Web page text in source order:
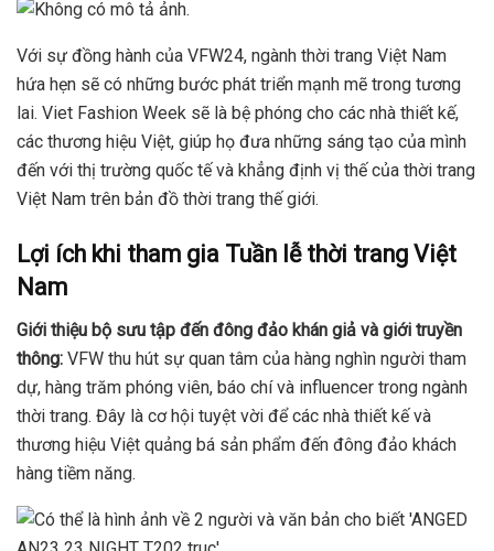
Với sự đồng hành của VFW24, ngành thời trang Việt Nam
hứa hẹn sẽ có những bước phát triển mạnh mẽ trong tương
lai. Viet Fashion Week sẽ là bệ phóng cho các nhà thiết kế,
các thương hiệu Việt, giúp họ đưa những sáng tạo của mình
đến với thị trường quốc tế và khẳng định vị thế của thời trang
Việt Nam trên bản đồ thời trang thế giới.
Lợi ích khi tham gia Tuần lễ thời trang Việt
Nam
Giới thiệu bộ sưu tập đến đông đảo khán giả và giới truyền
thông: VFW thu hút sự quan tâm của hàng nghìn người tham
dự, hàng trăm phóng viên, báo chí và influencer trong ngành
thời trang. Đây là cơ hội tuyệt vời để các nhà thiết kế và
thương hiệu Việt quảng bá sản phẩm đến đông đảo khách
hàng tiềm năng.